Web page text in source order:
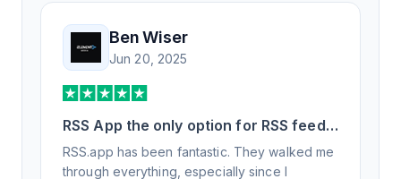
Ben Wiser
Jun 20, 2025
RSS App the only option for RSS feed
generation
RSS.app has been fantastic. They walked me
through everything, especially since I